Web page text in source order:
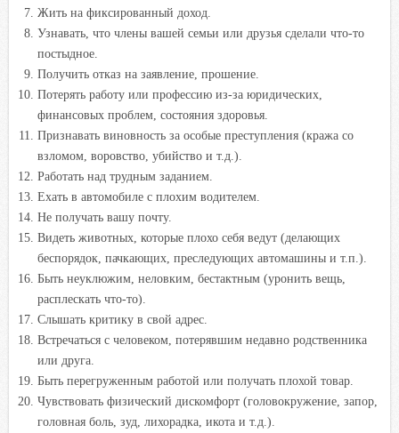
Жить на фиксированный доход.
Узнавать, что члены вашей семьи или друзья сделали что-то
постыдное.
Получить отказ на заявление, прошение.
Потерять работу или профессию из-за юридических,
финансовых проблем, состояния здоровья.
Признавать виновность за особые преступления (кража со
взломом, воровство, убийство и т.д.).
Работать над трудным заданием.
Ехать в автомобиле с плохим водителем.
Не получать вашу почту.
Видеть животных, которые плохо себя ведут (делающих
беспорядок, пачкающих, преследующих автомашины и т.п.).
Быть неуклюжим, неловким, бестактным (уронить вещь,
расплескать что-то).
Слышать критику в свой адрес.
Встречаться с человеком, потерявшим недавно родственника
или друга.
Быть перегруженным работой или получать плохой товар.
Чувствовать физический дискомфорт (головокружение, запор,
головная боль, зуд, лихорадка, икота и т.д.).